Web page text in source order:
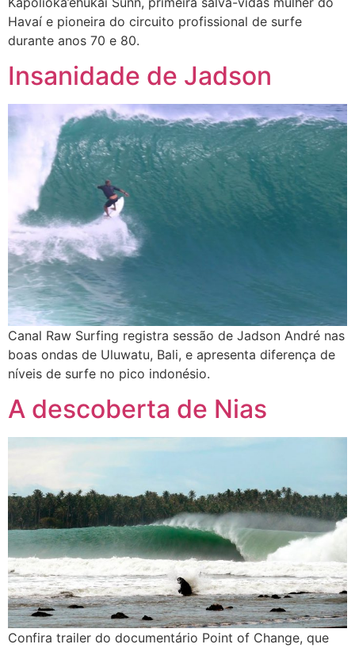
Havaí e pioneira do circuito profissional de surfe
durante anos 70 e 80.
Insanidade de Jadson
Canal Raw Surfing registra sessão de Jadson André nas
boas ondas de Uluwatu, Bali, e apresenta diferença de
níveis de surfe no pico indonésio.
A descoberta de Nias
Confira trailer do documentário Point of Change, que